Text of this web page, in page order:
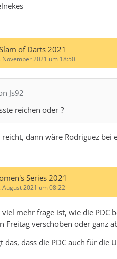
of Darts 2021
November 2021 um 18:50
Js92
reichen oder ?
reicht, dann wäre Rodriguez
Series 2021
August 2021 um 08:22
mehr frage ist, wie die PDC
Freitag verschoben oder ganz
das, dass die PDC auch für die